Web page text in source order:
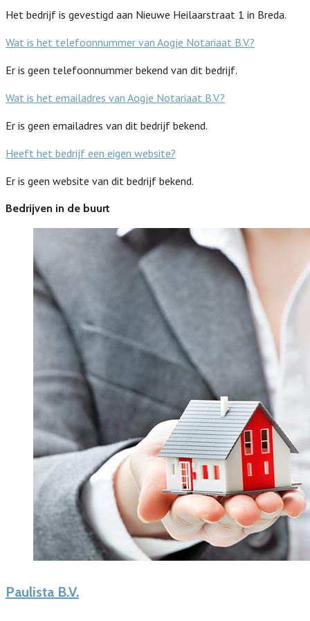
Het bedrijf is gevestigd aan Nieuwe Heilaarstraat 1 in Breda.
Wat is het telefoonnummer van Aogje Notariaat B.V.?
Er is geen telefoonnummer bekend van dit bedrijf.
Wat is het emailadres van Aogje Notariaat B.V.?
Er is geen emailadres van dit bedrijf bekend.
Heeft het bedrijf een eigen website?
Er is geen website van dit bedrijf bekend.
Bedrijven in de buurt
Paulista B.V.